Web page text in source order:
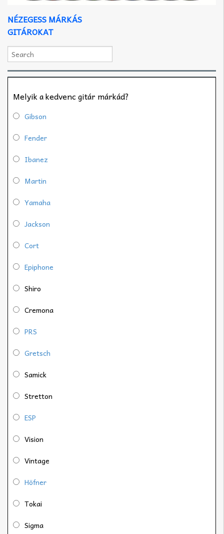
NÉZEGESS MÁRKÁS
GITÁROKAT
Melyik a kedvenc gitár márkád?
Gibson
Fender
Ibanez
Martin
Yamaha
Jackson
Cort
Epiphone
Shiro
Cremona
PRS
Gretsch
Samick
Stretton
ESP
Vision
Vintage
Höfner
Tokai
Sigma